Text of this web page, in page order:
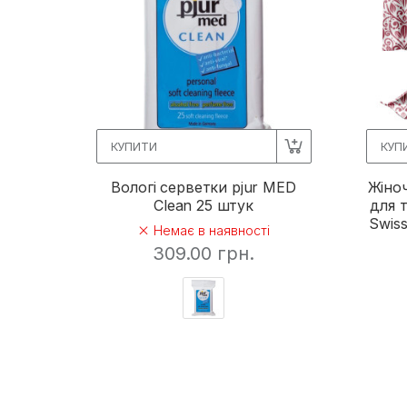
КУПИТИ
Вологі серветки pjur MED
Clean 25 штук
Немає в наявності
309.00 грн.
для